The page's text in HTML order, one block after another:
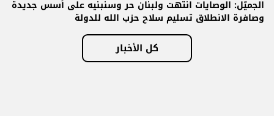
الجميّل: الوصايات انتهت ولبنان حر وسنبنيه على أسس جديدة
وصافرة الانطلاق تسليم سلاح حزب الله للدولة
كل الأخبار